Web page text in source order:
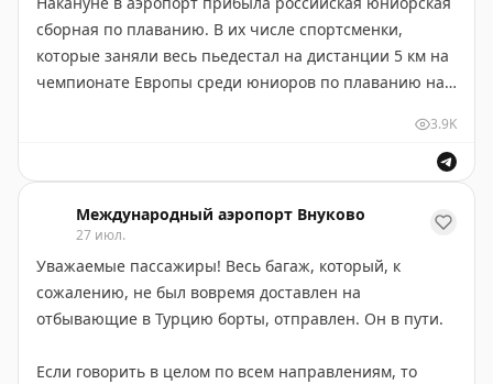
извинения за доставленные неудобства!
сборная по плаванию. В их числе спортсменки,
которые заняли весь пьедестал на дистанции 5 км на
чемпионате Европы среди юниоров по плаванию на
дисциплине среди юношей 14-15 лет россиянин взял
Кроме того, наша команда завоевала серебро в
смешанной эстафете 4 по 1500 метров.
Российские пловцы участвовали в соревнованиях с
флагом и гимном.
Поздравляем ребят! Желаем новых побед!
3.9K
Международный аэропорт Внуково
27 июл.
Уважаемые пассажиры! Весь багаж, который, к
сожалению, не был вовремя доставлен на
отбывающие в Турцию борты, отправлен. Он в пути.
Если говорить в целом по всем направлениям, то